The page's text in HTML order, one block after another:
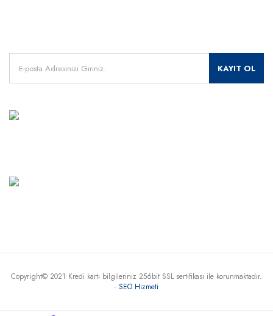
KAYIT OL
Copyright© 2021 Kredi kartı bilgileriniz 256bit SSL sertifikası ile korunmaktadır.
- SEO Hizmeti